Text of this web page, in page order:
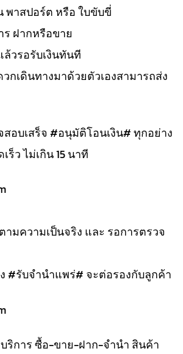
พาสปอร์ต หรือ ใบขับขี่
ฝากหรือขาย
วรอรับเงินทันที
กเดินทางมาด้วยตัวเองสามารถส่ง
สอบเสร็จ #อนุมัติโอนเงิน# ทุกอย่าง
ร็ว ไม่เกิน 15 นาที
มความเป็นจริง และ รอการตรวจ
#รับจำนำแพร่# จะต่อรองกับลูกค้า
ริการ ซื้อ-ขาย-ฝาก-จำนำ สินค้า